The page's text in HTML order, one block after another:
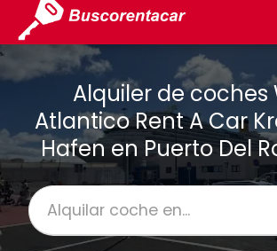
Alquiler de coches
Atlantico Rent A Car
Hafen en Puerto Del